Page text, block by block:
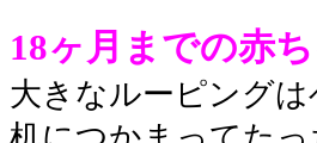
18ヶ月までの赤
大きなルーピング